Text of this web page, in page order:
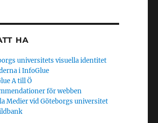
HA
universitets visuella identitet
i InfoGlue
A till Ö
för webben
Medier vid Göteborgs universitet